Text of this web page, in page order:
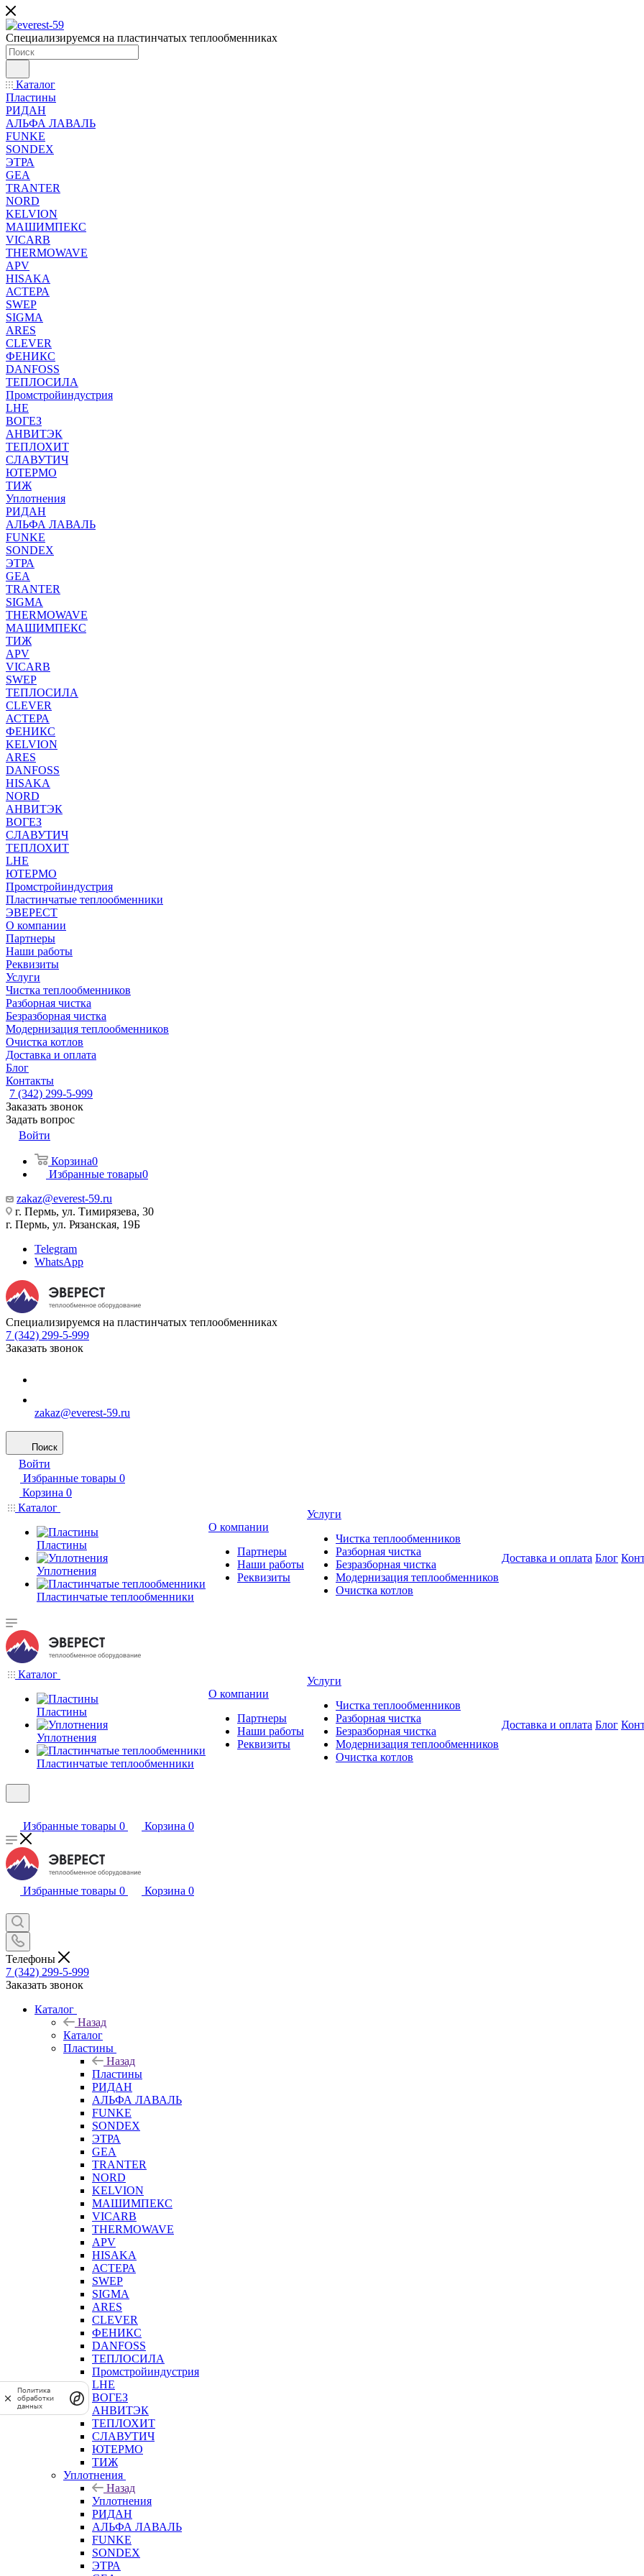
Специализируемся на пластинчатых теплообменниках
Каталог
Пластины
РИДАН
АЛЬФА ЛАВАЛЬ
FUNKE
SONDEX
ЭТРА
GEA
TRANTER
NORD
KELVION
МАШИМПЕКС
VICARB
THERMOWAVE
APV
HISAKA
АСТЕРА
SWEP
SIGMA
ARES
CLEVER
ФЕНИКС
DANFOSS
ТЕПЛОСИЛА
Промстройиндустрия
LHE
ВОГЕЗ
АНВИТЭК
ТЕПЛОХИТ
СЛАВУТИЧ
ЮТЕРМО
ТИЖ
Уплотнения
РИДАН
АЛЬФА ЛАВАЛЬ
FUNKE
SONDEX
ЭТРА
GEA
TRANTER
SIGMA
THERMOWAVE
МАШИМПЕКС
ТИЖ
APV
VICARB
SWEP
ТЕПЛОСИЛА
CLEVER
АСТЕРА
ФЕНИКС
KELVION
ARES
DANFOSS
HISAKA
NORD
АНВИТЭК
ВОГЕЗ
СЛАВУТИЧ
ТЕПЛОХИТ
LHE
ЮТЕРМО
Промстройиндустрия
Пластинчатые теплообменники
ЭВЕРЕСТ
О компании
Партнеры
Наши работы
Реквизиты
Услуги
Чистка теплообменников
Разборная чистка
Безразборная чистка
Модернизация теплообменников
Очистка котлов
Доставка и оплата
Блог
Контакты
7 (342) 299-5-999
Заказать звонок
Задать вопрос
Войти
Корзина0
Избранные товары0
zakaz@everest-59.ru
г. Пермь, ул. Тимирязева, 30
г. Пермь, ул. Рязанская, 19Б
Telegram
WhatsApp
Специализируемся на пластинчатых теплообменниках
7 (342) 299-5-999
Заказать звонок
zakaz@everest-59.ru
Поиск
Войти
Избранные товары 0
Корзина 0
Каталог
Пластины
Уплотнения
Пластинчатые теплообменники
О компании
Партнеры
Наши работы
Реквизиты
Услуги
Чистка теплообменников
Разборная чистка
Безразборная чистка
Модернизация теплообменников
Очистка котлов
Доставка и оплата Блог
Каталог
Пластины
Уплотнения
Пластинчатые теплообменники
О компании
Партнеры
Наши работы
Реквизиты
Услуги
Чистка теплообменников
Разборная чистка
Безразборная чистка
Модернизация теплообменников
Очистка котлов
Доставка и оплата Блог
Избранные товары 0 Корзина 0
Избранные товары 0 Корзина 0
Телефоны
7 (342) 299-5-999
Заказать звонок
Каталог
Назад
Каталог
Пластины
Назад
Пластины
РИДАН
АЛЬФА ЛАВАЛЬ
FUNKE
SONDEX
ЭТРА
GEA
TRANTER
NORD
KELVION
МАШИМПЕКС
VICARB
THERMOWAVE
APV
HISAKA
АСТЕРА
SWEP
SIGMA
ARES
CLEVER
ФЕНИКС
DANFOSS
ТЕПЛОСИЛА
Промстройиндустрия
LHE
ВОГЕЗ
АНВИТЭК
ТЕПЛОХИТ
СЛАВУТИЧ
ЮТЕРМО
ТИЖ
Уплотнения
Назад
Уплотнения
РИДАН
АЛЬФА ЛАВАЛЬ
FUNKE
SONDEX
ЭТРА
Политика
обработки
данных